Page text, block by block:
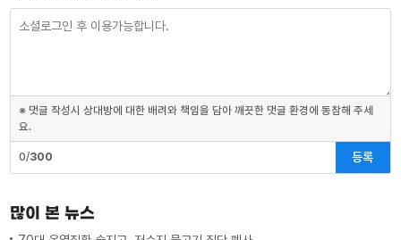
※ 댓글 작성시 상대방에 대한 배려와 책임을 담아 깨끗한 댓글 환경에 동참해 주세
요.
0/300 등록
많이 본 뉴스